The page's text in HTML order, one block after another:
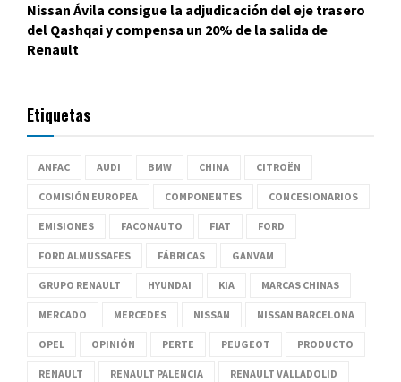
Nissan Ávila consigue la adjudicación del eje trasero
del Qashqai y compensa un 20% de la salida de
Renault
Etiquetas
ANFAC AUDI BMW CHINA CITROËN
COMISIÓN EUROPEA COMPONENTES CONCESIONARIOS
EMISIONES FACONAUTO FIAT FORD
FORD ALMUSSAFES FÁBRICAS GANVAM
GRUPO RENAULT HYUNDAI KIA MARCAS CHINAS
MERCADO MERCEDES NISSAN NISSAN BARCELONA
OPEL OPINIÓN PERTE PEUGEOT PRODUCTO
RENAULT RENAULT PALENCIA RENAULT VALLADOLID